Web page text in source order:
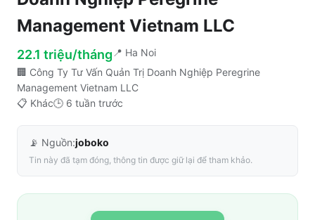
Management Vietnam LLC
22.1 triệu/tháng 📍 Ha Noi
🏢 Công Ty Tư Vấn Quản Trị Doanh Nghiệp Peregrine
Management Vietnam LLC
📋 Khác🕒 6 tuần trước
📡 Nguồn:joboko
Tin này đã tạm đóng, thông tin được giữ lại để tham khảo.